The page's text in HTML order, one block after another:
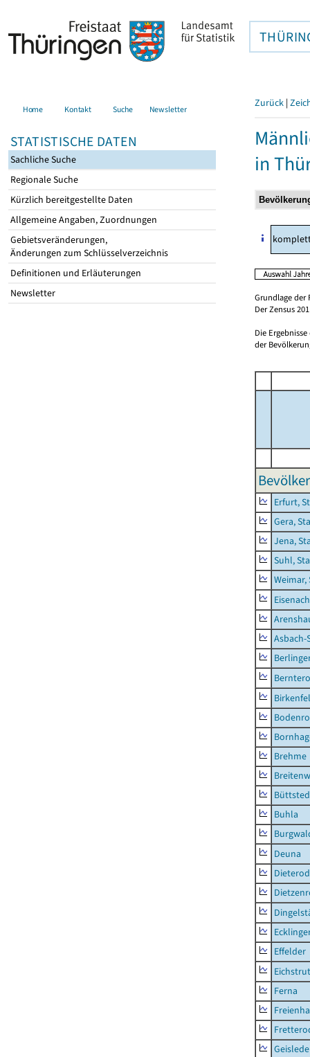
Home Kontakt Suche Newsletter
STATISTISCHE DATEN
Sachliche Suche
Regionale Suche
Kürzlich bereitgestellte Daten
Allgemeine Angaben, Zuordnungen
Gebietsveränderungen,
Änderungen zum Schlüsselverzeichnis
Definitionen und Erläuterungen
Newsletter
Zurück |
in
Grundlage der
Der Zensus
Die
der
Erfurt,
Gera,
Jena,
Suhl,
Weimar,
Asbach-
Brehme
Buhla
Deuna
Effelder
Ferna